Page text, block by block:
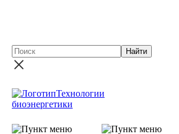
Технологии
биоэнергетики